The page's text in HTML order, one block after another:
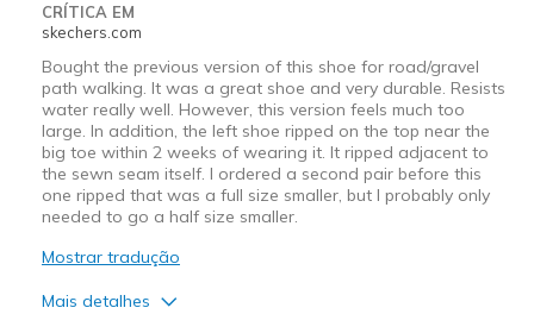
CRÍTICA EM
skechers.com
Bought the previous version of this shoe for road/gravel
path walking. It was a great shoe and very durable. Resists
water really well. However, this version feels much too
large. In addition, the left shoe ripped on the top near the
big toe within 2 weeks of wearing it. It ripped adjacent to
the sewn seam itself. I ordered a second pair before this
one ripped that was a full size smaller, but I probably only
needed to go a half size smaller.
Mostrar tradução
Mais detalhes